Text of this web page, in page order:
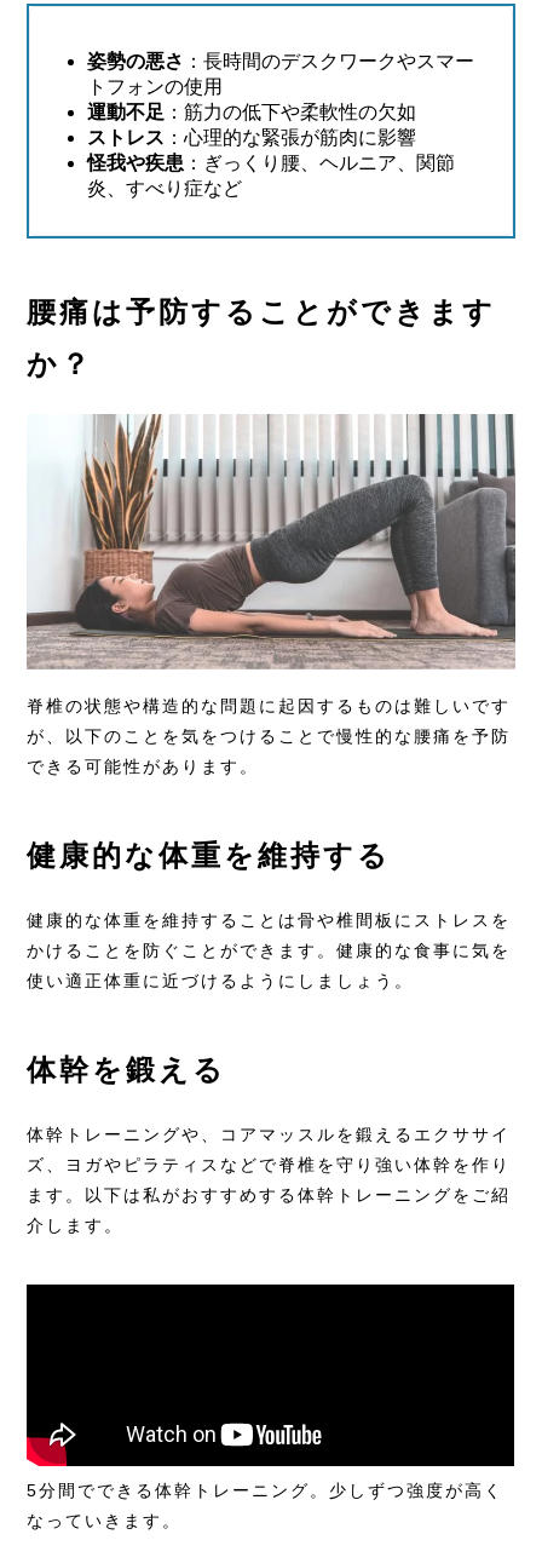
姿勢の悪さ ：長時間のデスクワークやスマー
トフォンの使用
運動不足 ：筋力の低下や柔軟性の欠如
ストレス ：心理的な緊張が筋肉に影響
怪我や疾患 ：ぎっくり腰、ヘルニア、関節
炎、すべり症など
腰痛は予防することができます
か？
脊椎の状態や構造的な問題に起因するものは難しいです
が、以下のことを気をつけることで慢性的な腰痛を予防
できる可能性があります。
健康的な体重を維持する
健康的な体重を維持することは骨や椎間板にストレスを
かけることを防ぐことができます。健康的な食事に気を
使い適正体重に近づけるようにしましょう。
体幹を鍛える
体幹トレーニングや、コアマッスルを鍛えるエクササイ
ズ、ヨガやピラティスなどで脊椎を守り強い体幹を作り
ます。以下は私がおすすめする体幹トレーニングをご紹
介します。
5分間でできる体幹トレーニング。少しずつ強度が高く
なっていきます。